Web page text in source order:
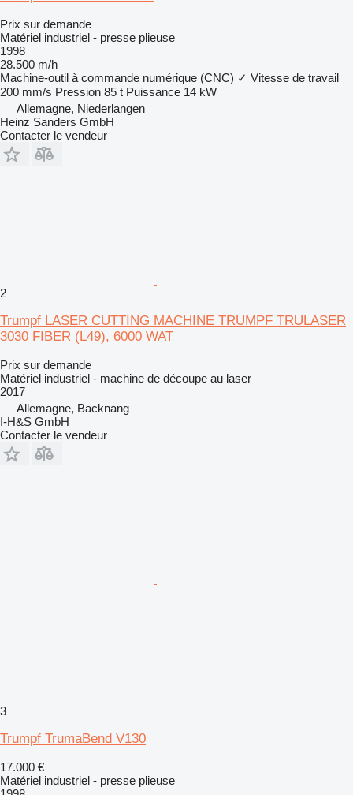
Prix sur demande
Matériel industriel - presse plieuse
1998
28.500 m/h
Machine-outil à commande numérique (CNC) ✓ Vitesse de travail
200 mm/s Pression 85 t Puissance 14 kW
Allemagne, Niederlangen
Heinz Sanders GmbH
Contacter le vendeur
2
Trumpf LASER CUTTING MACHINE TRUMPF TRULASER
3030 FIBER (L49), 6000 WAT
Prix sur demande
Matériel industriel - machine de découpe au laser
2017
Allemagne, Backnang
I-H&S GmbH
Contacter le vendeur
3
Trumpf TrumaBend V130
17.000 €
Matériel industriel - presse plieuse